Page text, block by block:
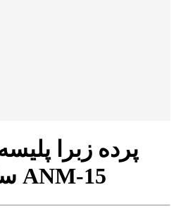
پرده زبرا
سگهای بامزه کد ANM-15